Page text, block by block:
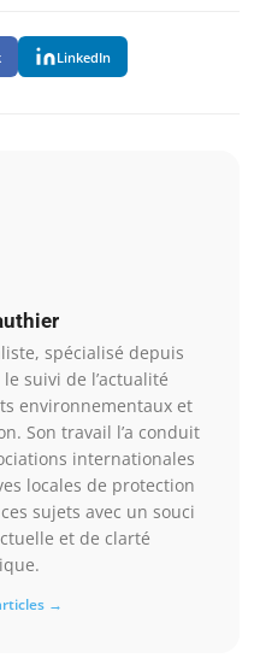
LinkedIn
spécialisé depuis
suivi de l’actualité
environnementaux et
Son travail l’a conduit
internationales
locales de protection
sujets avec un souci
et de clarté
→